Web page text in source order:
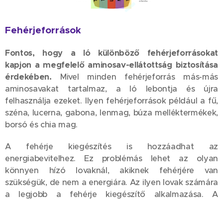
Fehérjeforrások
Fontos, hogy a ló különböző fehérjeforrásokat
kapjon a megfelelő aminosav-ellátottság biztosítása
érdekében. Mivel minden fehérjeforrás más-más
aminosavakat tartalmaz, a ló lebontja és újra
felhasználja ezeket. Ilyen fehérjeforrások például a fű,
széna, lucerna, gabona, lenmag, búza melléktermékek,
borsó és chia mag.
A fehérje kiegészítés is hozzáadhat az
energiabevitelhez. Ez problémás lehet az olyan
könnyen hízó lovaknál, akiknek fehérjére van
szükségük, de nem a energiára. Az ilyen lovak számára
a legjobb a fehérje kiegészítő alkalmazása. A